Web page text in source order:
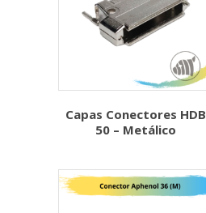
Capas Conectores HDB
50 – Metálico